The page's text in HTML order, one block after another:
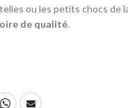
ou les petits chocs de
de qualité.